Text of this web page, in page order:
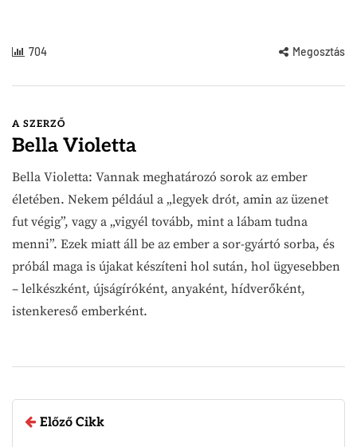
704 Megosztás
A SZERZŐ
Bella Violetta
Bella Violetta: Vannak meghatározó sorok az ember
életében. Nekem például a „legyek drót, amin az üzenet
fut végig”, vagy a „vigyél tovább, mint a lábam tudna
menni”. Ezek miatt áll be az ember a sor-gyártó sorba, és
próbál maga is újakat készíteni hol sután, hol ügyesebben
– lelkészként, újságíróként, anyaként, hídverőként,
istenkereső emberként.
Előző Cikk